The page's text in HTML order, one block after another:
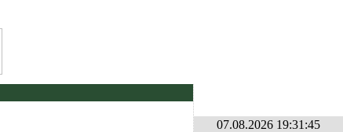
07.08.2026 19:31:45